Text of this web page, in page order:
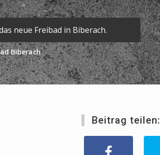
neue Freibad in Biberach.
Biberach
Beitrag teilen: